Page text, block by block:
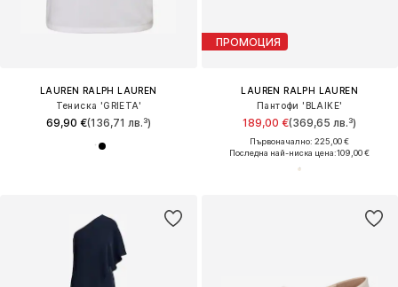
LAUREN RALPH LAUREN
Тениска 'GRIETA'
69,90 €(136,71 лв.³)
ПРОМОЦИЯ
LAUREN RALPH LAUREN
Пантофи 'BLAIKE'
189,00 €(369,65 лв.³)
Първоначално: 225,00 €
Последна най-ниска цена:109,00 €